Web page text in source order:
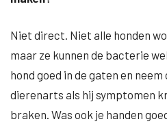
Niet direct. Niet alle honden
maar ze kunnen de bacterie
hond goed in de gaten en
dierenarts als hij symptomen
braken. Was ook je handen